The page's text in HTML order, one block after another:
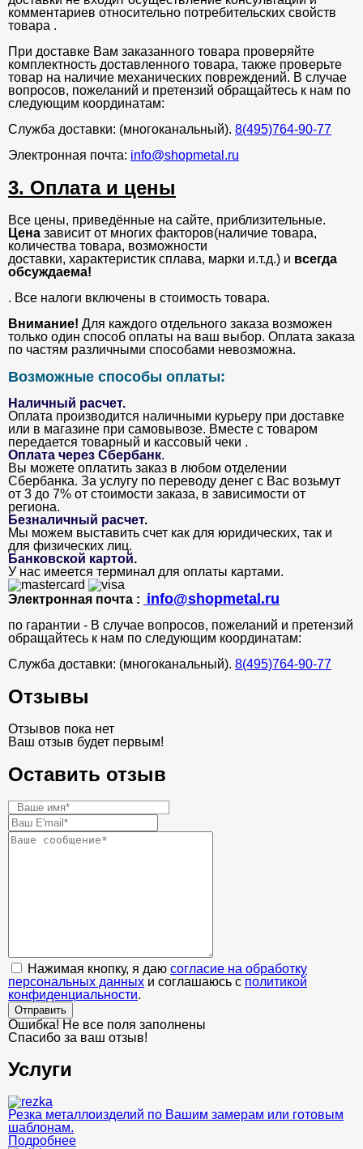
комментариев относительно потребительских свойств
товара .
При доставке Вам заказанного товара проверяйте
комплектность доставленного товара, также проверьте
товар на наличие механических повреждений. В случае
вопросов, пожеланий и претензий обращайтесь к нам по
следующим координатам:
Служба доставки: (многоканальный). 8(495)764-90-77
Электронная почта: info@shopmetal.ru
3. Оплата и цены
Все цены, приведённые на сайте, приблизительные.
Цена зависит от многих факторов(наличие товара,
количества товара, возможности
доставки, характеристик сплава, марки и.т.д.) и всегда
обсуждаема!
. Все налоги включены в стоимость товара.
Внимание! Для каждого отдельного заказа возможен
только один способ оплаты на ваш выбор. Оплата заказа
по частям различными способами невозможна.
Возможные способы оплаты:
Наличный расчет.
Оплата производится наличными курьеру при доставке
или в магазине при самовывозе. Вместе с товаром
передается товарный и кассовый чеки .
Оплата через Сбербанк.
Вы можете оплатить заказ в любом отделении
Сбербанка. За услугу по переводу денег с Вас возьмут
от 3 до 7% от стоимости заказа, в зависимости от
региона.
Безналичный расчет.
Мы можем выставить счет как для юридических, так и
для физических лиц.
Банковской картой.
У нас имеется терминал для оплаты картами.
Электронная почта : info@shopmetal.ru
по гарантии - В случае вопросов, пожеланий и претензий
обращайтесь к нам по следующим координатам:
Служба доставки: (многоканальный). 8(495)764-90-77
Отзывы
Отзывов пока нет
Ваш отзыв будет первым!
Оставить отзыв
Нажимая кнопку, я даю согласие на обработку
персональных данных и соглашаюсь с политикой
конфиденциальности.
Отправить
Ошибка! Не все поля заполнены
Спасибо за ваш отзыв!
Услуги
Резка металлоизделий по Вашим замерам или готовым
шаблонам.
Подробнее